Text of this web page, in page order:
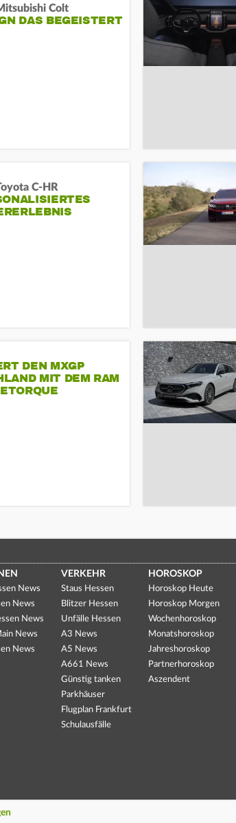
Colt
DAS BEGEISTERT
C-HR
DEN MXGP
MIT DEM RAM
News
News
News
News
News
VERKEHR
Staus Hessen
Blitzer Hessen
Unfälle Hessen
A3 News
A5 News
A661 News
Günstig tanken
Parkhäuser
Flugplan Frankfurt
Schulausfälle
HOROSKOP
Horoskop Heute
Horoskop Morgen
Wochenhoroskop
Monatshoroskop
Jahreshoroskop
Partnerhoroskop
Aszendent